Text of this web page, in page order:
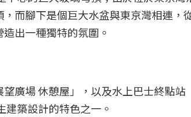
而腳下是個巨大水盆與東京灣相連，
出一種獨特的氛圍。
廣場 休憩屋」，以及水上巴士終點站
築設計的特色之一。